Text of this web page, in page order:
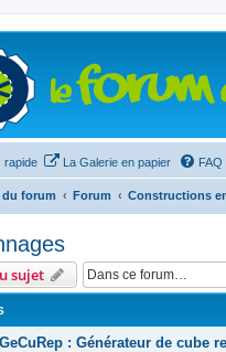
rapide La Galerie en papier FAQ
du forum Forum Constructions
sujet
GeCuRep : Générateur de cube